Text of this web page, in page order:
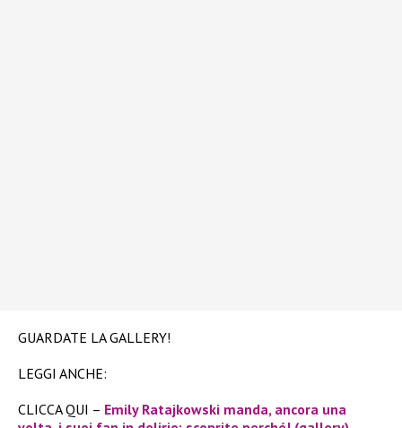
GUARDATE LA GALLERY!
LEGGI ANCHE:
CLICCA QUI – Emily Ratajkowski manda, ancora una